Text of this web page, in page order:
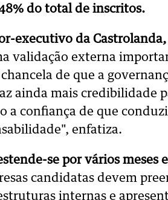
do total de inscritos.
executivo da Castrolanda,
validação externa
de que a
ainda mais credibilidade
a confiança de que
enfatiza.
se por vários meses
candidatas devem
internas e